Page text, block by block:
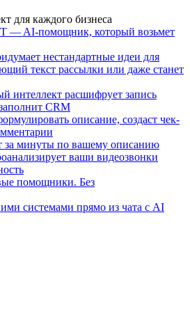
для каждого бизнеса
— AI-помощник, который возьмет
нестандартные идеи для
текст рассылки или даже станет
интеллект расшифрует запись
CRM
описание, создаст чек-
за минуты по вашему описанию
ваши видеозвонки
помощники. Без
системами прямо из чата с AI